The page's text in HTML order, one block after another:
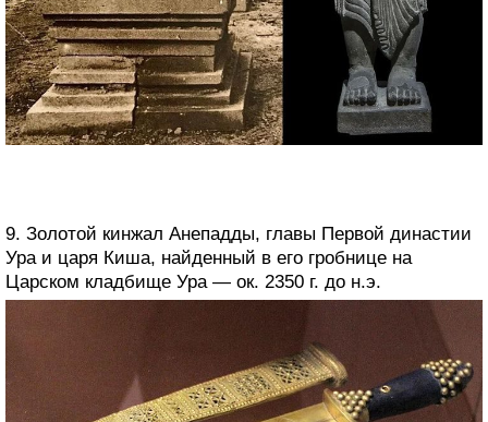
9. Золотой кинжал Анепадды, главы Первой династии
Ура и царя Киша, найденный в его гробнице на
Царском кладбище Ура — ок. 2350 г. до н.э.